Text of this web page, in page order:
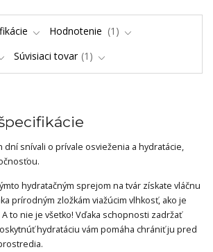
Hodnotenie
1
Súvisiaci tovar 1
dní snívali o prívale osvieženia a hydratácie,
hydratačným sprejom na tvár získate vláčnu
prírodným zložkám viažúcim vlhkosť, ako je
to nie je všetko! Vďaka schopnosti zadržať
hydratáciu vám pomáha chrániť ju pred